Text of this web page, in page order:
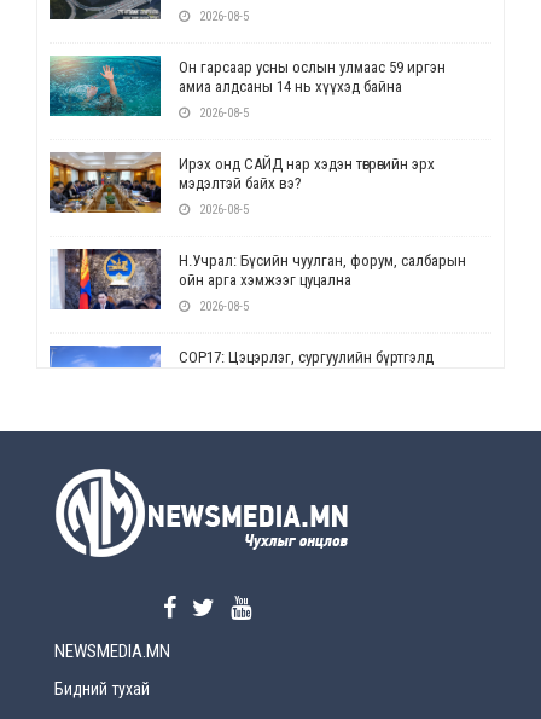
2026-08-5
Он гарсаар усны ослын улмаас 59 иргэн
амиа алдсаны 14 нь хүүхэд байна
2026-08-5
Ирэх онд САЙД нар хэдэн төгрөгийн эрх
мэдэлтэй байх вэ?
2026-08-5
Н.Учрал: Бүсийн чуулган, форум, салбарын
ойн арга хэмжээг цуцална
2026-08-5
СОР17: Цэцэрлэг, сургуулийн бүртгэлд
2026-08-5
2026-08-5
NEWSMEDIA.MN
Бидний тухай